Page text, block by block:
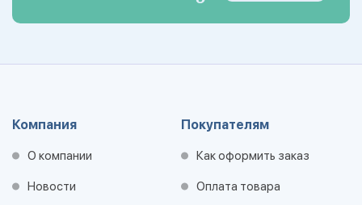
Компания
О компании
Новости
Покупателям
Как оформить заказ
Оплата товара